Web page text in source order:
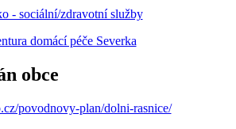
- sociální/zdravotní služby
domácí péče Severka
obce
povodnovy-plan/dolni-rasnice/